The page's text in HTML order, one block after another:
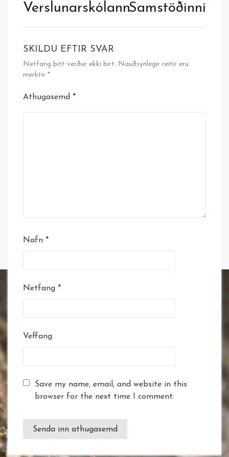
VerslunarskólannSamstöðinni
SKILDU EFTIR SVAR
Netfang þitt verður ekki birt. Nauðsynlegir reitir eru
merktir *
Athugasemd *
Nafn *
Netfang *
Veffang
Save my name, email, and website in this
browser for the next time I comment.